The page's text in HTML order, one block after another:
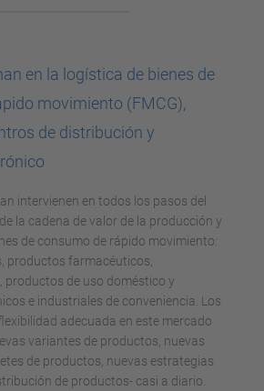
en la logística de bienes de
movimiento (FMCG),
de distribución y
intervienen en todos los pasos del
la cadena de valor de la producción y
de consumo de rápido movimiento:
productos farmacéuticos,
productos de uso doméstico y
e industriales de conveniencia. Los
adecuada en este mercado
variantes de productos, nuevas
de productos, nuevas estrategias
de productos- casi a diario.